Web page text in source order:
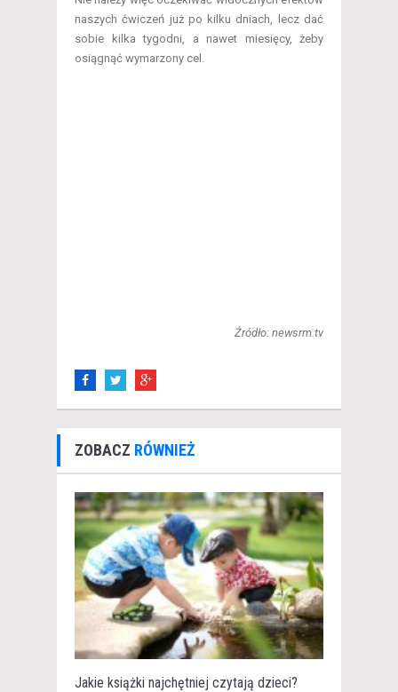
naszych ćwiczeń już po kilku dniach, lecz dać
sobie kilka tygodni, a nawet miesięcy, żeby
osiągnąć wymarzony cel.
Źródło: newsrm.tv
ZOBACZ RÓWNIEŻ
Jakie książki najchętniej czytają dzieci?